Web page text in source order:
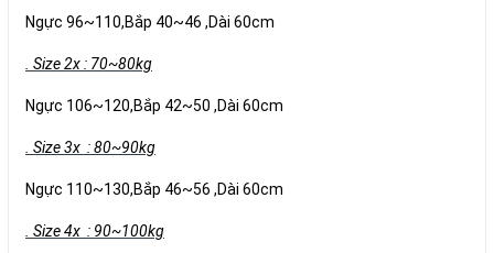
Ngực 96~110,Bắp 40~46 ,Dài 60cm
. Size 2x : 70~80kg
Ngực 106~120,Bắp 42~50 ,Dài 60cm
. Size 3x : 80~90kg
Ngực 110~130,Bắp 46~56 ,Dài 60cm
. Size 4x : 90~100kg